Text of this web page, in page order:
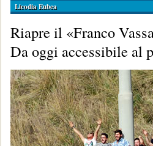
Licodia Eubea
Riapre il «Franco
Da oggi accessibile al